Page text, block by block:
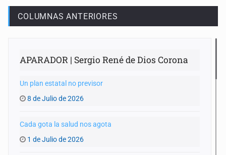
COLUMNAS ANTERIORES
APARADOR | Sergio René de Dios Corona
Un plan estatal no previsor
8 de Julio de 2026
Cada gota la salud nos agota
1 de Julio de 2026